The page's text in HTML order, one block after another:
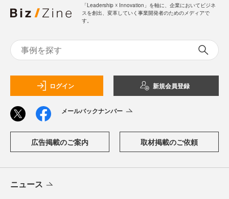
「Leadership ☓ Innovation」を軸に、企業においてビジネ
スを創出、変革していく事業開発者のためのメディアで
す。
ログイン 新規会員登録
メールバックナンバー
広告掲載のご案内 取材掲載のご依頼
ニュース